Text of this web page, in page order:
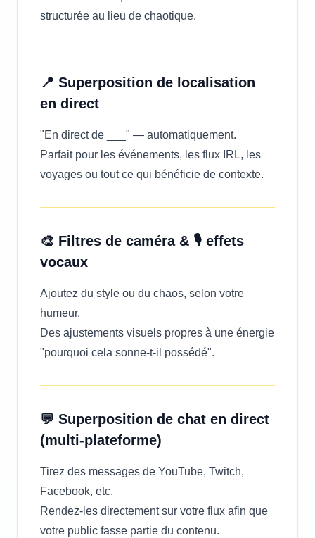
structurée au lieu de chaotique.
📍 Superposition de localisation
en direct
"En direct de ___" — automatiquement.
Parfait pour les événements, les flux IRL, les
voyages ou tout ce qui bénéficie de contexte.
🎨 Filtres de caméra & 🎙️ effets
vocaux
Ajoutez du style ou du chaos, selon votre
humeur.
Des ajustements visuels propres à une énergie
"pourquoi cela sonne-t-il possédé".
💬 Superposition de chat en direct
(multi-plateforme)
Tirez des messages de YouTube, Twitch,
Facebook, etc.
Rendez-les directement sur votre flux afin que
votre public fasse partie du contenu.